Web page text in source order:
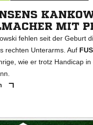
MIT
fehlen seit der Geburt
rechten Unterarms. Auf
wie er trotz Handicap in